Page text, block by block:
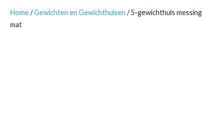
Home/Gewichten en Gewichthulsen / 5-gewichthuls messing
mat